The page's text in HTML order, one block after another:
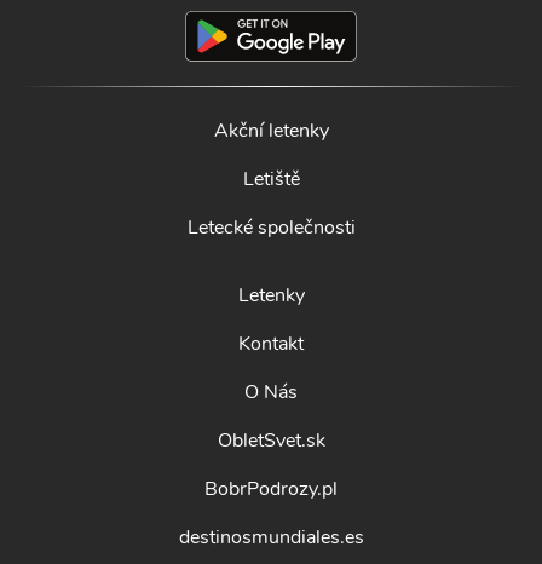
Akční letenky
Letiště
Letecké společnosti
Letenky
Kontakt
O Nás
ObletSvet.sk
BobrPodrozy.pl
destinosmundiales.es